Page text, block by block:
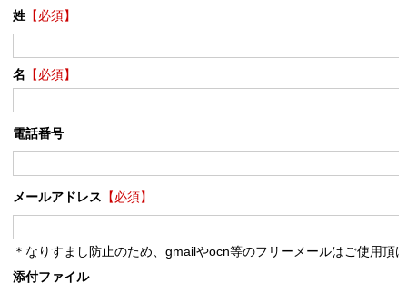
姓【必須】
名 【必須】
電話番号
メールアドレス 【必須】
＊なりすまし防止のため、gmailやocn等のフリーメールはご使用頂
添付ファイル